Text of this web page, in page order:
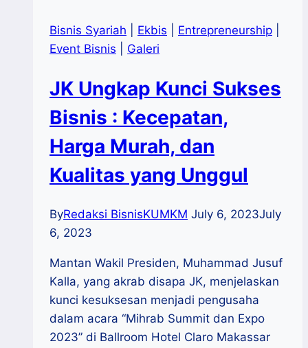
Bisnis Syariah Ekbis Entrepreneurship
Event Bisnis
Galeri
JK Ungkap Kunci Sukses
Bisnis : Kecepatan,
Harga Murah, dan
Kualitas yang Unggul
ByRedaksi BisnisKUMKM July 6, 2023July
6, 2023
Mantan Wakil Presiden, Muhammad Jusuf
Kalla, yang akrab disapa JK, menjelaskan
kunci kesuksesan menjadi pengusaha
dalam acara “Mihrab Summit dan Expo
2023” di Ballroom Hotel Claro Makassar